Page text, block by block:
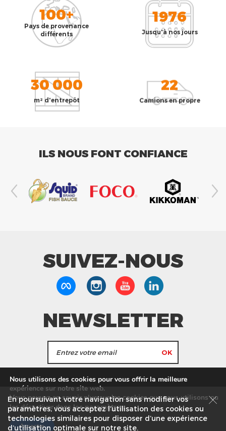
100+
Pays de provenance
différents
1976
Jusqu'à nos jours
30 000
m² d'entrepôt
22
Camions en propre
ILS NOUS FONT CONFIANCE
SUIVEZ-NOUS
NEWSLETTER
informations de Tang Frères.
Nos Magasins Service commercial
Recrutement
Plan du site
Mentions légales
© Tang Frères 2026
En poursuivant votre navigation sans modifier vos
paramètres, vous acceptez l’utilisation des cookies ou
technologies similaires pour disposer d’une expérience
d’utilisation optimale sur notre site.
Nous utilisons des cookies pour vous offrir la meilleure
expérience sur notre site web.
Vous pouvez en savoir plus sur les cookies que nous utilisons ou
les désactiver dans lesparamètres.
Accepter